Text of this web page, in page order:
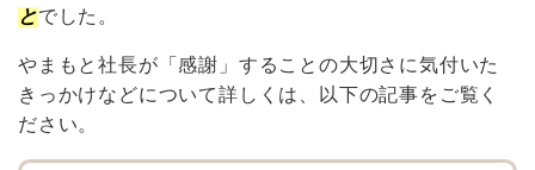
とでした。
やまもと社長が「感謝」することの大切さに気付いた
きっかけなどについて詳しくは、以下の記事をご覧く
ださい。